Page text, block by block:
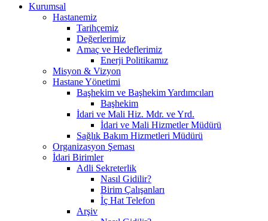
Kurumsal
Hastanemiz
Tarihçemiz
Değerlerimiz
Amaç ve Hedeflerimiz
Enerji Politikamız
Misyon & Vizyon
Hastane Yönetimi
Başhekim ve Başhekim Yardımcıları
Başhekim
İdari ve Mali Hiz. Mdr. ve Yrd.
İdari ve Mali Hizmetler Müdürü
Sağlık Bakım Hizmetleri Müdürü
Organizasyon Şeması
İdari Birimler
Adli Sekreterlik
Nasıl Gidilir?
Birim Çalışanları
İç Hat Telefon
Arşiv